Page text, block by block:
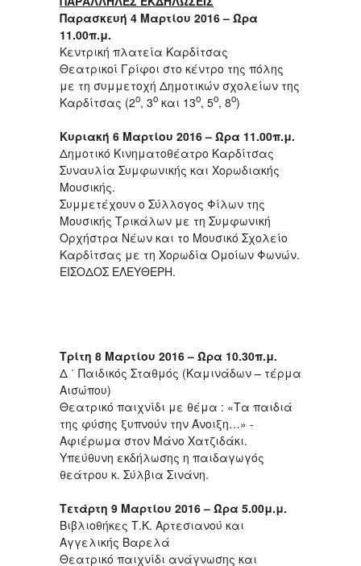
Παρασκευή 4 Μαρτίου 2016 – Ώρα
11.00π.μ.
Κεντρική πλατεία Καρδίτσας
Θεατρικοί Γρίφοι στο κέντρο της πόλης
με τη συμμετοχή Δημοτικών σχολείων της
Καρδίτσας (2ο, 3ο και 13ο, 5ο, 8ο)
Κυριακή 6 Μαρτίου 2016 – Ώρα 11.00π.μ.
Δημοτικό Κινηματοθέατρο Καρδίτσας
Συναυλία Συμφωνικής και Χορωδιακής
Μουσικής.
Συμμετέχουν ο Σύλλογος Φίλων της
Μουσικής Τρικάλων με τη Συμφωνική
Ορχήστρα Νέων και το Μουσικό Σχολείο
Καρδίτσας με τη Χορωδία Ομοίων Φωνών.
ΕΙΣΟΔΟΣ ΕΛΕΥΘΕΡΗ.
Τρίτη 8 Μαρτίου 2016 – Ώρα 10.30π.μ.
Δ ΄ Παιδικός Σταθμός (Καμινάδων – τέρμα
Αισώπου)
Θεατρικό παιχνίδι με θέμα : «Τα παιδιά
της φύσης ξυπνούν την Άνοιξη…» -
Αφιέρωμα στον Μάνο Χατζιδάκι.
Υπεύθυνη εκδήλωσης η παιδαγωγός
θεάτρου κ. Σύλβια Σινάνη.
Τετάρτη 9 Μαρτίου 2016 – Ώρα 5.00μ.μ.
Βιβλιοθήκες Τ.Κ. Αρτεσιανού και
Αγγελικής Βαρελά
Θεατρικό παιχνίδι ανάγνωσης και